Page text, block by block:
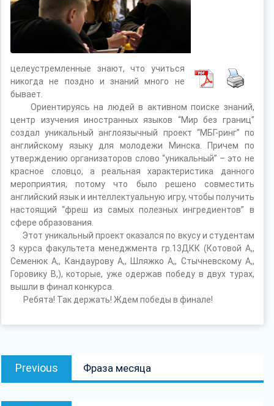
целеустремленные знают, что учиться
никогда не поздно и знаний много не
бывает.
Ориентируясь на людей в активном поиске знаний,
центр изучения иностранных языков “Мир без границ”
создал уникальный англоязычный проект “МБГ-ринг” по
английскому языку для молодежи Минска. Причем по
утверждению организаторов слово “уникальный” – это не
красное словцо, а реальная характеристика данного
мероприятия, потому что было решено совместить
английский язык и интеллектуальную игру, чтобы получить
настоящий “фреш из самых полезных ингредиентов” в
сфере образования.
Этот уникальный проект оказался по вкусу и студентам
3 курса факультета менеджмента гр.13ДКК (Котовой А,,
Семенюк А,, Кандаурову А,, Шляжко А,, Стычневскому А,,
Горовику В,), которые, уже одержав победу в двух турах,
вышли в финал конкурса.
Ребята! Так держать! Ждем победы в финале!
Навігацыя
Previous
Previous
post:
Фраза месяца